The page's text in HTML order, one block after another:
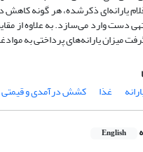
یارانه‌ای ذکرشده، هر گونه
دست وارد می‌سازد. به علاوه از
میزان یارانه‌های پرداختی به
غذا کشش درآمدی و قیمتی
English